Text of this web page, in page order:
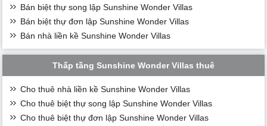
Bán biệt thự song lập Sunshine Wonder Villas
Bán biệt thự đơn lập Sunshine Wonder Villas
Bán nhà liền kề Sunshine Wonder Villas
Thấp tầng Sunshine Wonder Villas thuê
Cho thuê nhà liền kề Sunshine Wonder Villas
Cho thuê biệt thự song lập Sunshine Wonder Villas
Cho thuê biệt thự đơn lập Sunshine Wonder Villas